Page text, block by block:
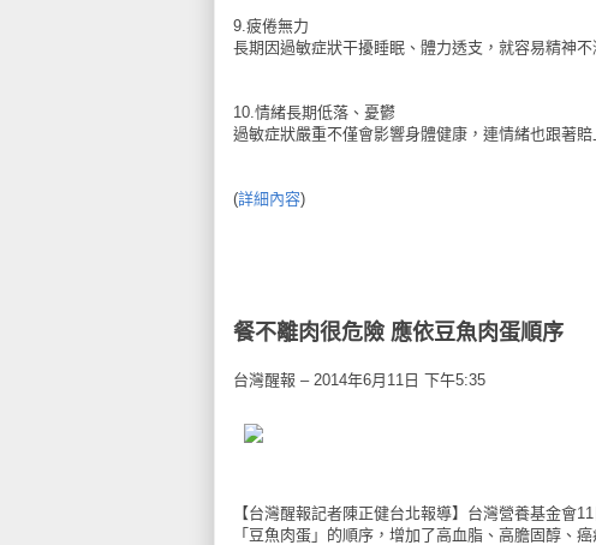
9.疲倦無力
長期因過敏症狀干擾睡眠、體力透支，就容易精神
10.情緒長期低落、憂鬱
過敏症狀嚴重不僅會影響身體健康，連情緒也跟著賠
(詳細內容)
餐不離肉很危險 應依豆魚肉蛋順序
台灣醒報 – 2014年6月11日 下午5:35
【台灣醒報記者陳正健台北報導】台灣營養基金會
「豆魚肉蛋」的順序，增加了高血脂、高膽固醇、